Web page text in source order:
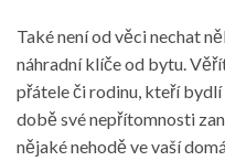
Také není od věci nechat
náhradní klíče od bytu.
přátele či rodinu, kteří
době své nepřítomnosti
nějaké nehodě ve vaší